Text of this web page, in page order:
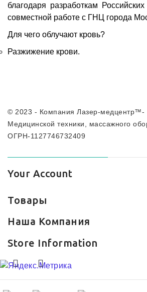
благодаря разработкам
совместной работе с ГНЦ города
Для чего облучают кровь?
Разжижение крови.
© 2023 - Компания Лазер-медцентр™-
Медицинской техники, массажного
ОГРН-1127746732409
Your Account
Товары
Наша Компания
Store Information